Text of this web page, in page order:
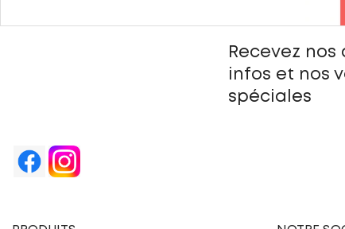
Recevez nos
infos et nos
spéciales